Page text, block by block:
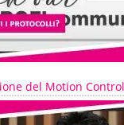
del Motion Control